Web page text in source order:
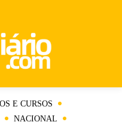
E CURSOS
NACIONAL